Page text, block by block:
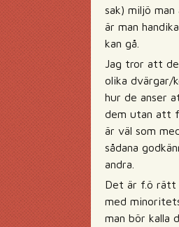
sak) miljö
är man
kan gå.
Jag tror att
olika dvärgar/
hur de anser
dem utan att
är väl som
sådana
andra.
Det är f.ö rätt
med
man bör kalla